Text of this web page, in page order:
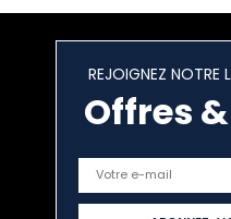
REJOIGNEZ NOTRE
Offres